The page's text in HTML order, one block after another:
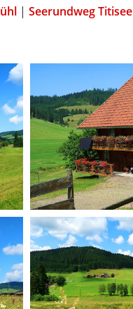
| Seerundweg Titisee